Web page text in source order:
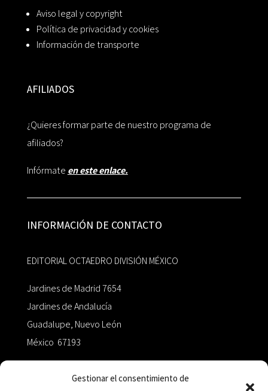
Gestionar el consentimiento de
Aviso legal y copyright
Política de privacidad y cookies
Información de transporte
AFILIADOS
¿Quieres formar parte de nuestro programa de
afiliados?
Infórmate en este enlace.
INFORMACIÓN DE CONTACTO
EDITORIAL OCTAEDRO DIVISIÓN MÉXICO
Jardines de Madrid 7654
Jardines de Andalucía
Guadalupe, Nuevo León
México 67193